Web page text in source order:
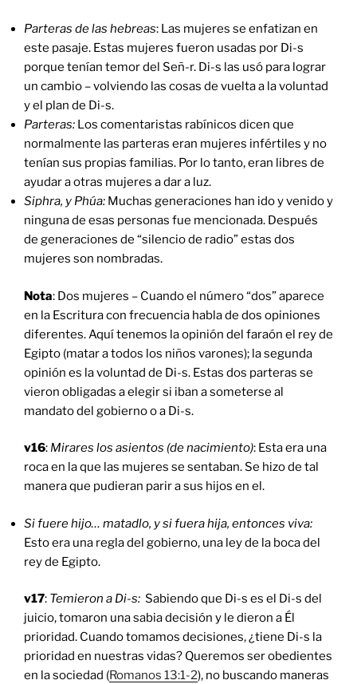
Parteras de las hebreas: Las mujeres se enfatizan en
este pasaje. Estas mujeres fueron usadas por Di-s
porque tenían temor del Señ-r. Di-s las usó para lograr
un cambio – volviendo las cosas de vuelta a la voluntad
y el plan de Di-s.
Parteras: Los comentaristas rabínicos dicen que
normalmente las parteras eran mujeres infértiles y no
tenían sus propias familias. Por lo tanto, eran libres de
ayudar a otras mujeres a dar a luz.
Siphra, y Phúa: Muchas generaciones han ido y venido y
ninguna de esas personas fue mencionada. Después
de generaciones de “silencio de radio” estas dos
mujeres son nombradas.
Nota: Dos mujeres – Cuando el número “dos” aparece
en la Escritura con frecuencia habla de dos opiniones
diferentes. Aquí tenemos la opinión del faraón el rey de
Egipto (matar a todos los niños varones); la segunda
opinión es la voluntad de Di-s. Estas dos parteras se
vieron obligadas a elegir si iban a someterse al
mandato del gobierno o a Di-s.
v16: Mirares los asientos (de nacimiento): Esta era una
roca en la que las mujeres se sentaban. Se hizo de tal
manera que pudieran parir a sus hijos en el.
Si fuere hijo… matadlo, y si fuera hija, entonces viva:
Esto era una regla del gobierno, una ley de la boca del
rey de Egipto.
v17: Temieron a Di-s: Sabiendo que Di-s es el Di-s del
juicio, tomaron una sabia decisión y le dieron a Él
prioridad. Cuando tomamos decisiones, ¿tiene Di-s la
prioridad en nuestras vidas? Queremos ser obedientes
en la sociedad (Romanos 13:1-2), no buscando maneras